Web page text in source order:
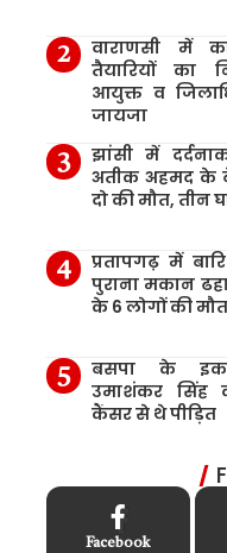
वाराणसी में
तैयारियों का
आयुक्त व
जायजा
झांसी में
अतीक अहमद के
दो की मौत, तीन
प्रतापगढ़ में
पुराना मकान
के 6 लोगों की मौत
बसपा के
उमाशंकर सिंह
कैंसर से थे पीड़ित
Facebook